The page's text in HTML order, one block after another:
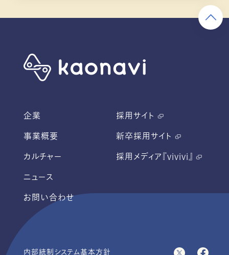
企業
事業概要
カルチャー
ニュース
お問い合わせ
採用サイト
新卒採用サイト
採用メディア『vivivi』
内部統制システム基本方針